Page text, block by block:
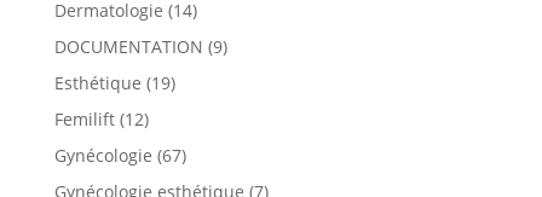
Dermatologie (14)
DOCUMENTATION (9)
Esthétique (19)
Femilift(12)
Gynécologie (67)
Gynécologie esthétique (7)